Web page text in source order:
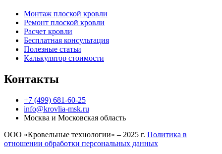
Монтаж плоской кровли
Ремонт плоской кровли
Расчет кровли
Бесплатная консультация
Полезные статьи
Калькулятор стоимости
Контакты
+7 (499) 681-60-25
info@krovlia-msk.ru
Москва и Московская область
ООО «Кровельные технологии» – 2025 г. Политика в
отношении обработки персональных данных